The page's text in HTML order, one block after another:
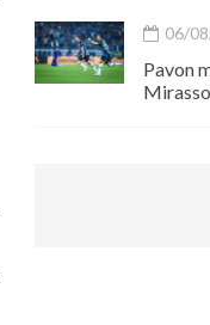
06/
Pavon